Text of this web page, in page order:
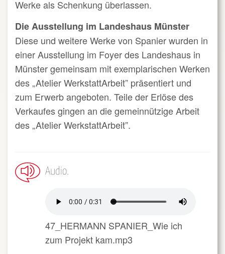
Werke als Schenkung überlassen.
Die Ausstellung im Landeshaus Münster
Diese und weitere Werke von Spanier wurden in
einer Ausstellung im Foyer des Landeshaus in
Münster gemeinsam mit exemplarischen Werken
des „Atelier WerkstattArbeit” präsentiert und
zum Erwerb angeboten. Teile der Erlöse des
Verkaufes gingen an die gemeinnützige Arbeit
des „Atelier WerkstattArbeit”.
Audio
47_HERMANN SPANIER_Wie ich
zum Projekt kam.mp3